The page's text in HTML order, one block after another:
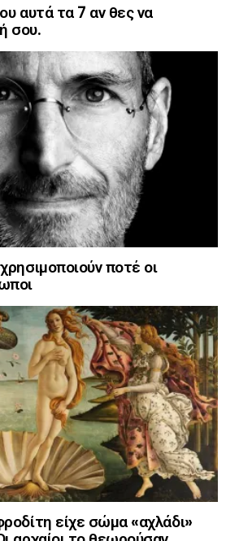
αυτά τα 7 αν θες να
σου.
ποτέ οι
είχε σώμα «αχλάδι»